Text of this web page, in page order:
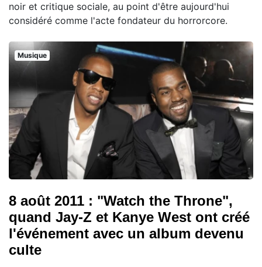
noir et critique sociale, au point d'être aujourd'hui
considéré comme l'acte fondateur du horrorcore.
Musique
8 août 2011 : "Watch the Throne",
quand Jay-Z et Kanye West ont créé
l'événement avec un album devenu
culte